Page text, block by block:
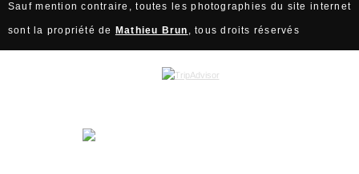
Sauf mention contraire, toutes les photographies du site internet
sont la propriété de Mathieu Brun , tous droits réservés